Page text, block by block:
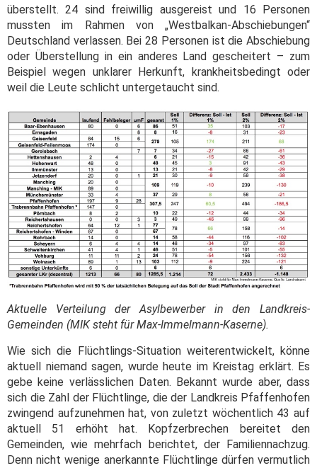
überstellt. 24 sind freiwillig ausgereist und 16 Personen
mussten im Rahmen von „Westbalkan-Abschiebungen“
Deutschland verlassen. Bei 28 Personen ist die Abschiebung
oder Überstellung in ein anderes Land gescheitert – zum
Beispiel wegen unklarer Herkunft, krankheitsbedingt oder
weil die Leute schlicht untergetaucht sind.
Aktuelle Verteilung der Asylbewerber in den Landkreis-
Gemeinden (MIK steht für Max-Immelmann-Kaserne).
Wie sich die Flüchtlings-Situation weiterentwickelt, könne
aktuell niemand sagen, wurde heute im Kreistag erklärt. Es
gebe keine verlässlichen Daten. Bekannt wurde aber, dass
sich die Zahl der Flüchtlinge, die der Landkreis Pfaffenhofen
zwingend aufzunehmen hat, von zuletzt wöchentlich 43 auf
aktuell 51 erhöht hat. Kopfzerbrechen bereitet den
Gemeinden, wie mehrfach berichtet, der Familiennachzug.
Denn nicht wenige anerkannte Flüchtlinge dürfen vermutlich